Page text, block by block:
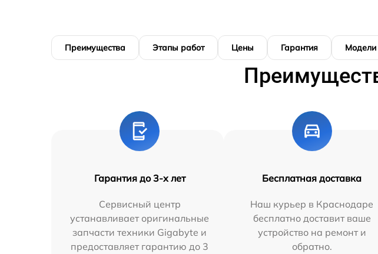
Преимущества Этапы работ Цены Гарантия Модели
Гарантия до 3-х лет
Сервисный центр
устанавливает оригинальные
запчасти техники Gigabyte и
предоставляет гарантию до 3
Бесплатная доставка
Наш курьер в Краснодаре
бесплатно доставит ваше
устройство на ремонт и
обратно.